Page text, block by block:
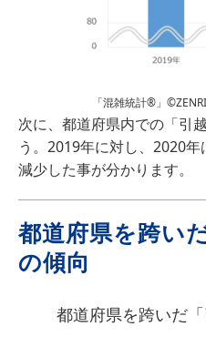
「混雑統計®」
次に、都道府県内での「引
う。2019年に対し、2020
減少した事が分かります。
都道府県を跨い
の傾向
都道府県を跨いだ